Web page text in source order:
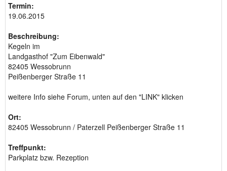
Termin:
19.06.2015
Beschreibung:
Kegeln im
Landgasthof "Zum Eibenwald"
82405 Wessobrunn
Peißenberger Straße 11
weitere Info siehe Forum, unten auf den "LINK" klicken
Ort:
82405 Wessobrunn / Paterzell Peißenberger Straße 11
Treffpunkt:
Parkplatz bzw. Rezeption